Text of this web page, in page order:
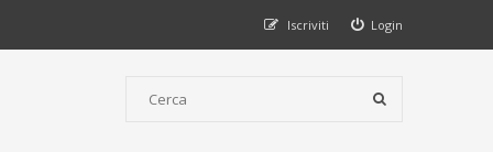
Login
Iscriviti